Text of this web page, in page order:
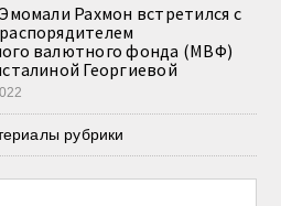
Рахмон встретился с
валютного фонда (МВФ)
Георгиевой
рубрики